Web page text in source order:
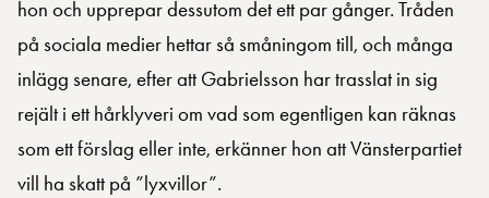
hon och upprepar dessutom det ett par gånger. Tråden
på sociala medier hettar så småningom till, och många
inlägg senare, efter att Gabrielsson har trasslat in sig
rejält i ett hårklyveri om vad som egentligen kan räknas
som ett förslag eller inte, erkänner hon att Vänsterpartiet
vill ha skatt på ”lyxvillor”.